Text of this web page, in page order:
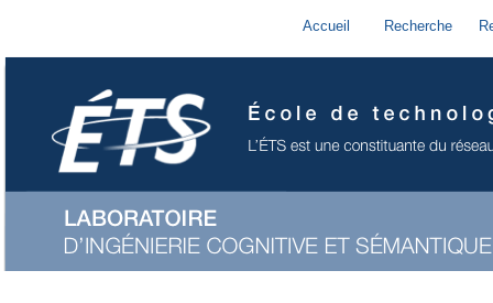
Accueil Recherche